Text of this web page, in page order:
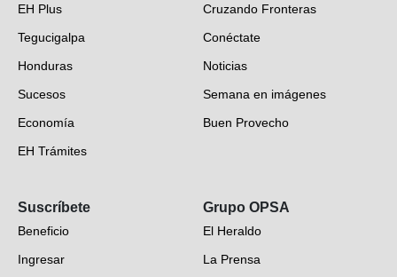
EH Plus
Tegucigalpa
Honduras
Sucesos
Economía
EH Trámites
EH Verifica
Fotogalerías
Deportes
Cruzando Fronteras
Conéctate
Noticias
Semana en imágenes
Buen Provecho
Suscríbete
Beneficio
Ingresar
Grupo OPSA
El Heraldo
La Prensa